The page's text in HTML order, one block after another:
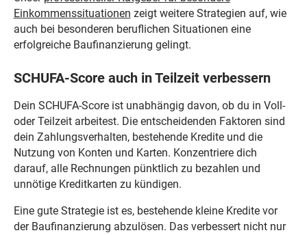
Einkommenssituationen zeigt weitere Strategien auf, wie
auch bei besonderen beruflichen Situationen eine
erfolgreiche Baufinanzierung gelingt.
SCHUFA-Score auch in Teilzeit verbessern
Dein SCHUFA-Score ist unabhängig davon, ob du in Voll-
oder Teilzeit arbeitest. Die entscheidenden Faktoren sind
dein Zahlungsverhalten, bestehende Kredite und die
Nutzung von Konten und Karten. Konzentriere dich
darauf, alle Rechnungen pünktlich zu bezahlen und
unnötige Kreditkarten zu kündigen.
Eine gute Strategie ist es, bestehende kleine Kredite vor
der Baufinanzierung abzulösen. Das verbessert nicht nur